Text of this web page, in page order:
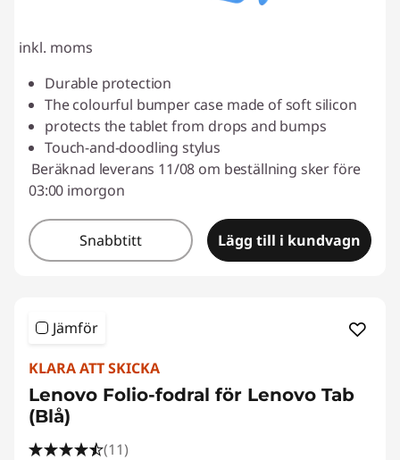
inkl. moms
Durable protection
The colourful bumper case made of soft silicon
protects the tablet from drops and bumps
Touch-and-doodling stylus
Beräknad leverans 11/08 om beställning sker före
03:00 imorgon
Snabbtitt Lägg till i kundvagn
Jämför
KLARA ATT SKICKA
Lenovo Folio-fodral för Lenovo Tab
(Blå)
(11)